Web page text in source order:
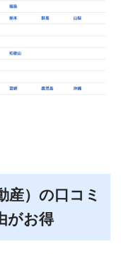
産）の口コミ
がお得